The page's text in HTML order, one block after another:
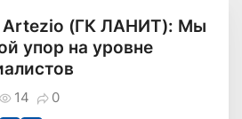
Artezio (ГК ЛАНИТ): Мы
упор на уровне
14 0